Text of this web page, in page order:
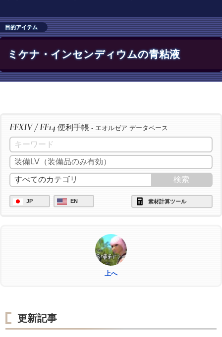
目的アイテム
ミケナ・インセンディウムの青粘液
FFXIV / FF14 便利手帳 - エオルゼア データベース
JP EN 素材計算ツール
上へ
更新記事